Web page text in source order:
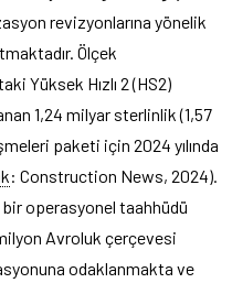
revizyonlarına yönelik
Ölçek
Yüksek Hızlı 2 (HS2)
1,24 milyar sterlinlik (1,57
paketi için 2024 yılında
: Construction News, 2024).
bir operasyonel taahhüdü
Avroluk çerçevesi
odaklanmakta ve